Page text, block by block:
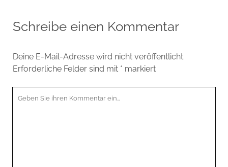
Schreibe einen Kommentar
Deine E-Mail-Adresse wird nicht veröffentlicht.
Erforderliche Felder sind mit * markiert